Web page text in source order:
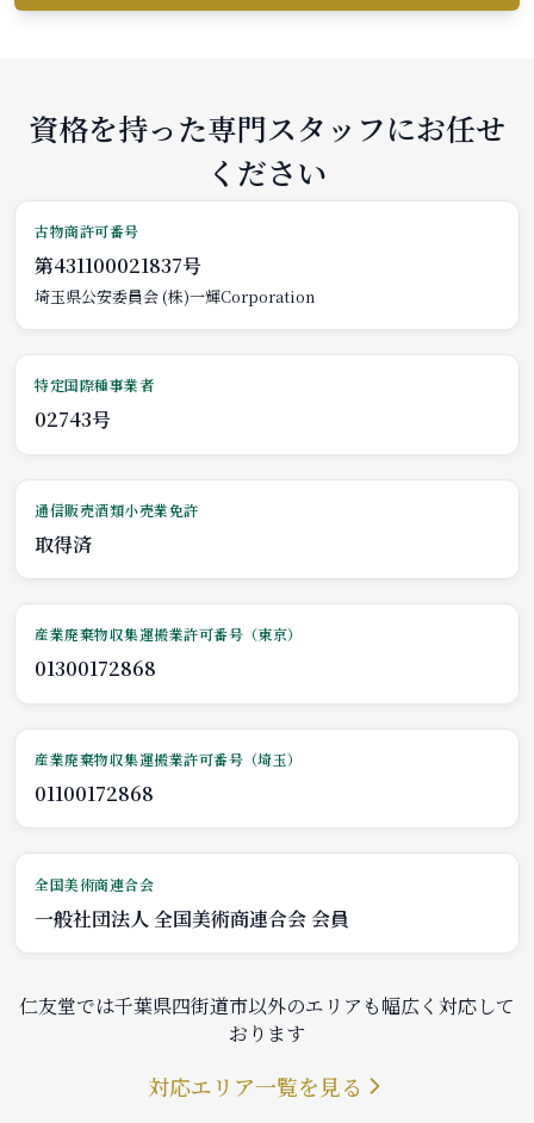
資格を持った専門スタッフにお任せ
ください
古物商許可番号
第431100021837号
埼玉県公安委員会 (株)一輝Corporation
特定国際種事業者
02743号
通信販売酒類小売業免許
取得済
産業廃棄物収集運搬業許可番号（東京）
01300172868
産業廃棄物収集運搬業許可番号（埼玉）
01100172868
全国美術商連合会
一般社団法人 全国美術商連合会 会員
仁友堂では千葉県四街道市以外のエリアも幅広く対応して
おります
対応エリア一覧を見る